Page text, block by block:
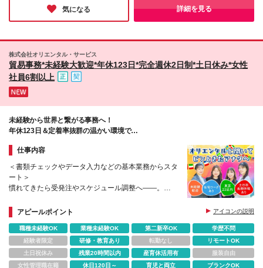
をお願いすることがございますので、近隣にお住まい
の方の募集です。 ※(変更の範囲)上記を除く当社関連
が盛んで、活気のある当社なら、新しく入社される方もすぐに馴
染むことができると思います！
気になる 詳細を見る
株式会社オリエンタル・サービス
貿易事務*未経験大歓迎*年休123日*完全週休2日制*土日休み*女性
社員6割以上
未経験から世界と繋がる事務へ！
年休123日＆定着率抜群の温かい環境で
仕事内容
＜書類チェックやデータ入力などの基本業務からスタ
ート＞
慣れてきたら受発注やスケジュール調整へ——。
コツコツ進めながら、世界とつながるお仕事を＊
アピールポイント アイコンの説明
職種未経験OK 業種未経験OK 第二新卒OK
学歴不問
経験者限定
研修・教育あり 転勤なし
リモートOK
土日祝休み
残業20時間以内 産育休活用有
服装自由
女性管理職在籍
休日120日～ 育児と両立 ブランクOK